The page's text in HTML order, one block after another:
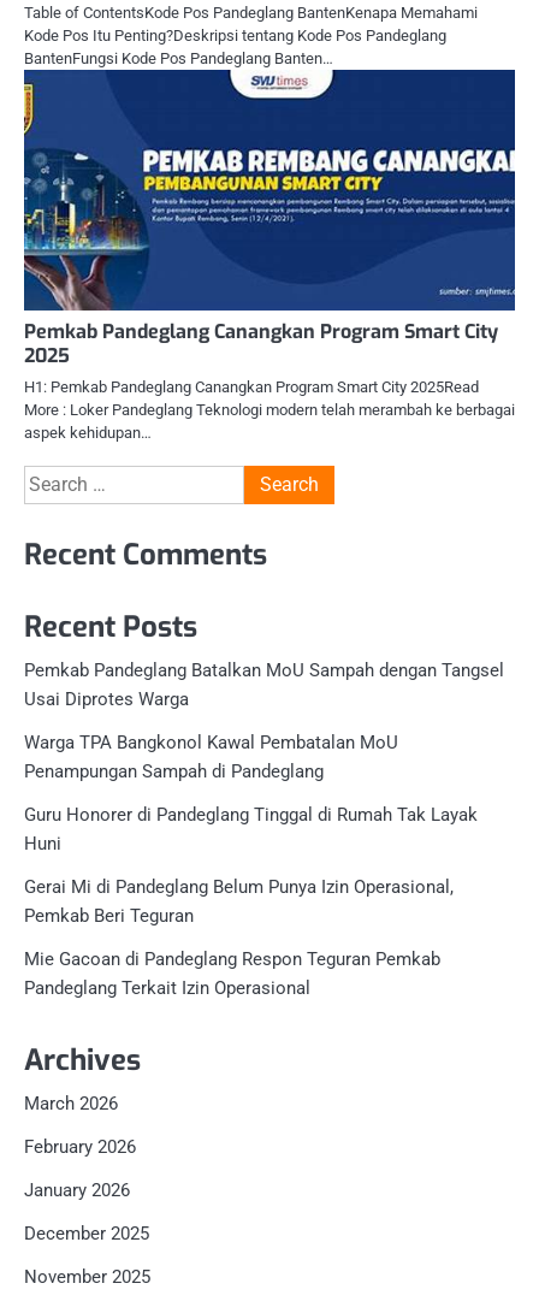
Table of ContentsKode Pos Pandeglang BantenKenapa Memahami
Kode Pos Itu Penting?Deskripsi tentang Kode Pos Pandeglang
BantenFungsi Kode Pos Pandeglang Banten…
Pemkab Pandeglang Canangkan Program Smart City
2025
H1: Pemkab Pandeglang Canangkan Program Smart City 2025Read
More : Loker Pandeglang Teknologi modern telah merambah ke berbagai
aspek kehidupan…
Search
for:
Recent Comments
Recent Posts
Pemkab Pandeglang Batalkan MoU Sampah dengan Tangsel
Usai Diprotes Warga
Warga TPA Bangkonol Kawal Pembatalan MoU
Penampungan Sampah di Pandeglang
Guru Honorer di Pandeglang Tinggal di Rumah Tak Layak
Huni
Gerai Mi di Pandeglang Belum Punya Izin Operasional,
Pemkab Beri Teguran
Mie Gacoan di Pandeglang Respon Teguran Pemkab
Pandeglang Terkait Izin Operasional
Archives
March 2026
February 2026
January 2026
December 2025
November 2025